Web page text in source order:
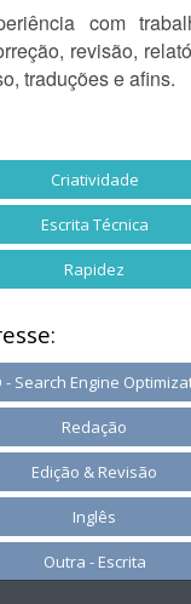
com
revisão,
traduções e afins.
Criatividade
Escrita Técnica
Rapidez
- Search Engine
Redação
Edição & Revisão
Inglês
Outra - Escrita